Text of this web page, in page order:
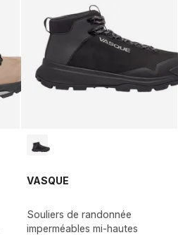
VASQUE
Souliers de randonnée
imperméables mi-hautes